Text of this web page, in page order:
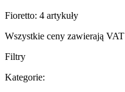
Fioretto: 4 artykuły
Wszystkie ceny zawierają VAT
Filtry
Kategorie: